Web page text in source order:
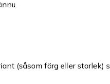
(såsom färg eller